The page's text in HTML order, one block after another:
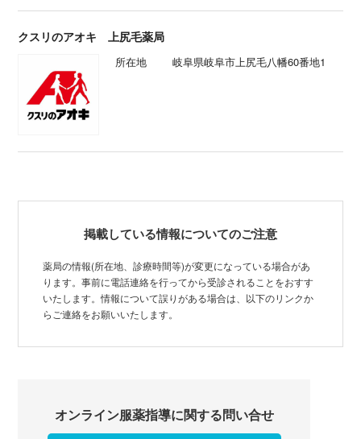
クスリのアオキ 上尻毛薬局
所在地 岐阜県岐阜市上尻毛八幡60番地1
掲載している情報についてのご注意
薬局の情報(所在地、診療時間等)が変更になっている場合があ
ります。事前に電話連絡を行ってから受診されることをおすす
いたします。情報について誤りがある場合は、以下のリンクか
らご連絡をお願いいたします。
オンライン服薬指導に関する問い合せ